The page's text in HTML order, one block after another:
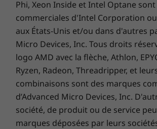
d'une sécurité inégalées dès le
ThinkSmart Tiny Kit. Découvrez des
performances constantes et
répondre à vos exigences avec
préchargé qui fusionne avec
Office 365. De plus, ses outils
gestion et de création de rapports
le potentiel de tous vos espaces
dès la première utilisation.
Phi, Xeon Inside et Intel Optane
commerciales d'Intel Corporation
aux États-Unis et/ou dans d'autres
Micro Devices, Inc. Tous droits
logo AMD avec la flèche, Athlon,
Ryzen, Radeon, Threadripper, et
combinaisons sont des marques
d’Advanced Micro Devices, Inc.
société, de produit ou de service
marques déposées par leurs